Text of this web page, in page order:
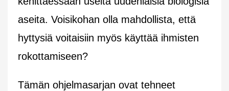
aseita. Voisikohan olla mahdollista, että
hyttysiä voitaisiin myös käyttää ihmisten
rokottamiseen?
Tämän ohjelmasarjan ovat tehneet